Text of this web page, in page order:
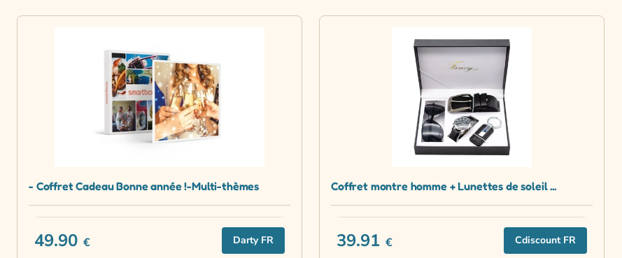
- Coffret Cadeau Bonne année !-Multi-thèmes
49.90 € Darty FR
Coffret montre homme + Lunettes de soleil ...
39.91 € Cdiscount FR